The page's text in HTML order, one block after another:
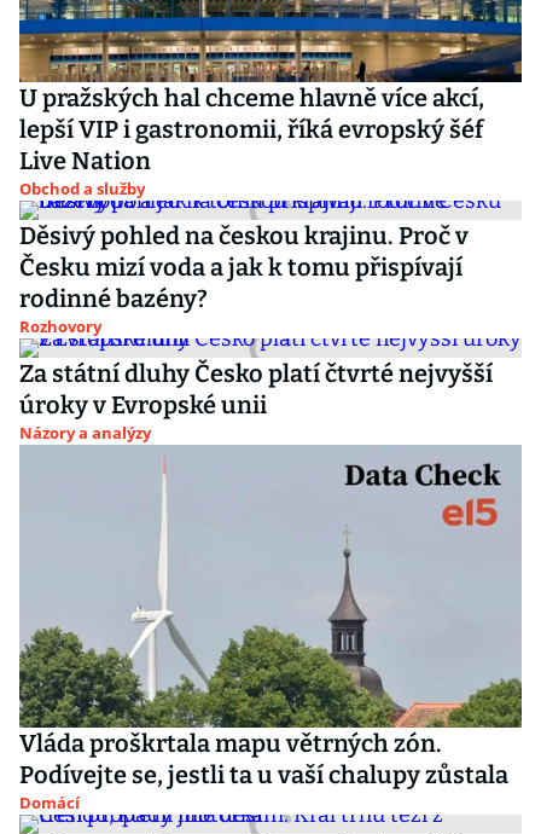
U pražských hal chceme hlavně více akcí,
lepší VIP i gastronomii, říká evropský šéf
Live Nation
Obchod a služby
Děsivý pohled na českou krajinu. Proč v
Česku mizí voda a jak k tomu přispívají
rodinné bazény?
Rozhovory
Za státní dluhy Česko platí čtvrté nejvyšší
úroky v Evropské unii
Názory a analýzy
Vláda proškrtala mapu větrných zón.
Podívejte se, jestli ta u vaší chalupy zůstala
Domácí